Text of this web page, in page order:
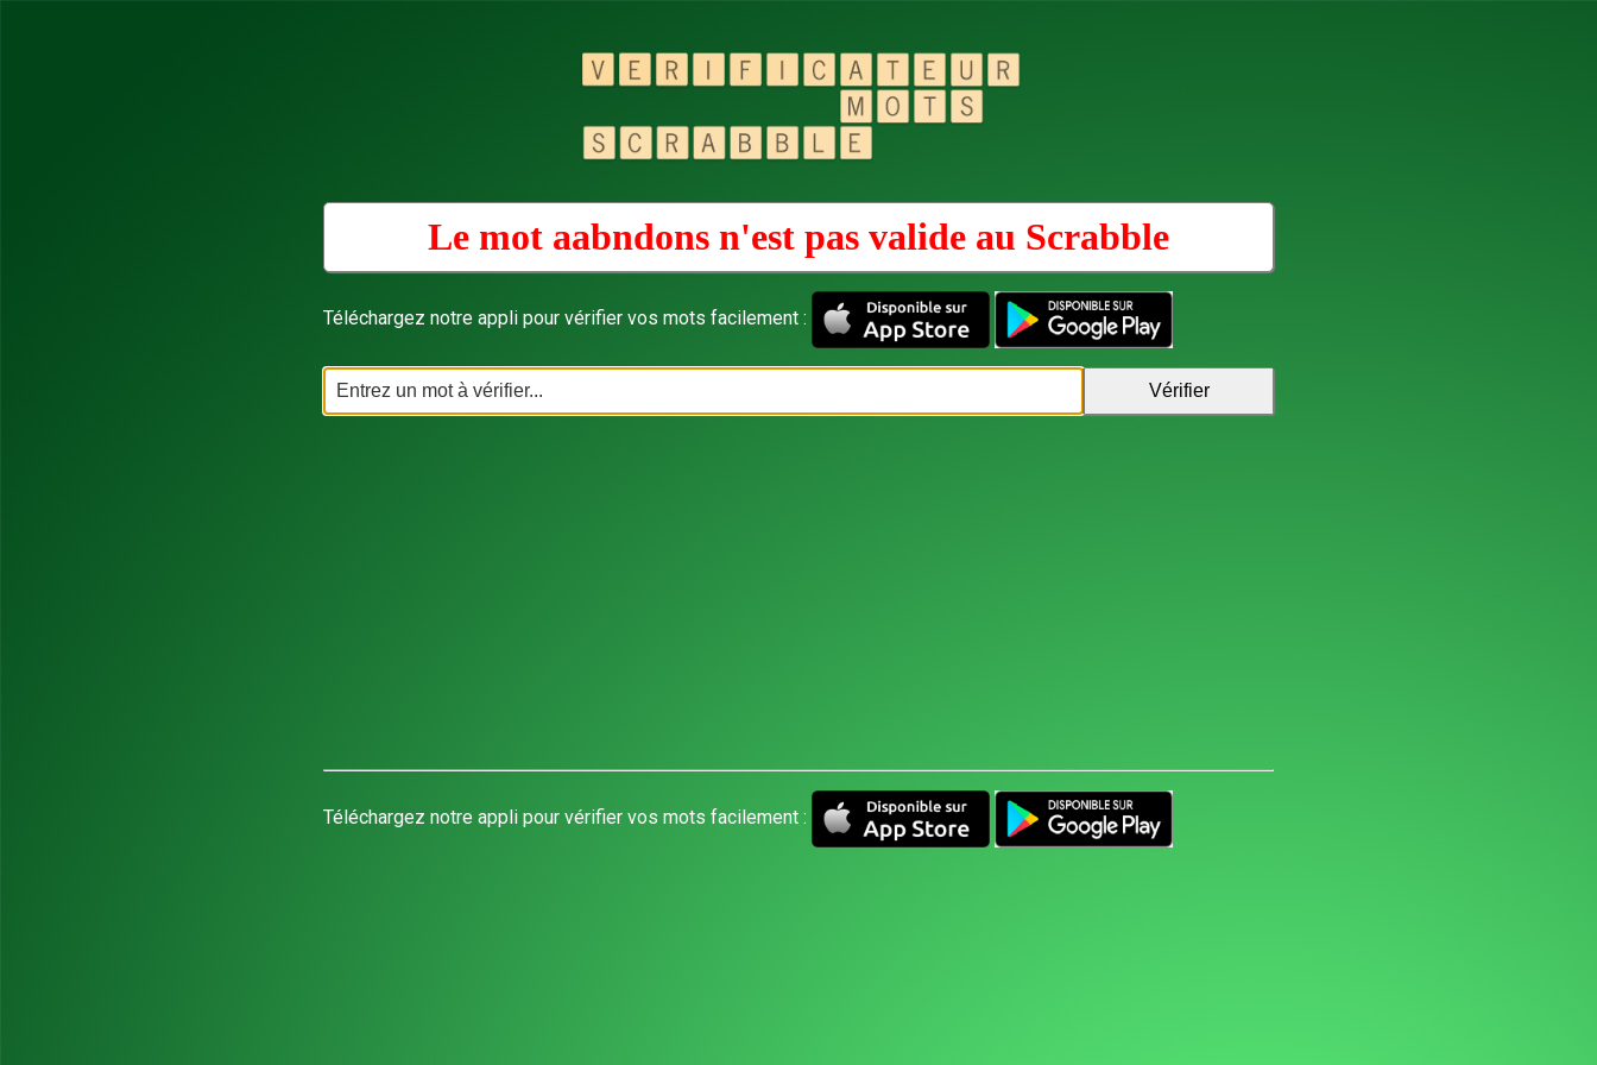
Le mot aabndons n'est pas valide au Scrabble
Téléchargez notre appli pour vérifier vos mots facilement :
Téléchargez notre appli pour vérifier vos mots facilement :